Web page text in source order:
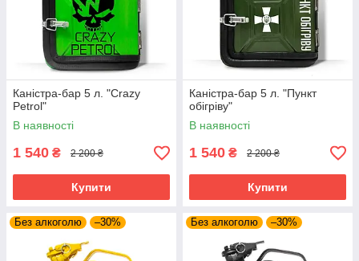
Каністра-бар 5 л. "Crazy
Petrol"
В наявності
1 540 ₴ 2 200 ₴
Купити
Каністра-бар 5 л. "Пункт
обігріву"
В наявності
1 540 ₴ 2 200 ₴
Купити
Без алкоголю –30% Без алкоголю –30%